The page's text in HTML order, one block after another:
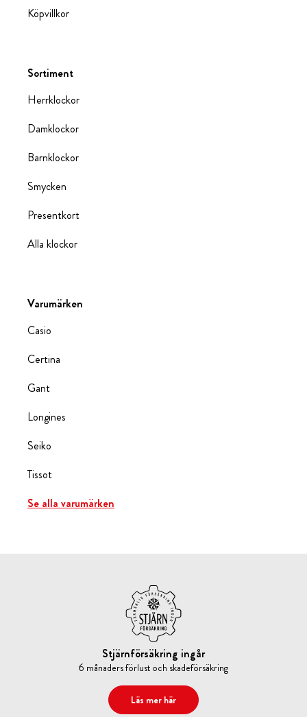
Köpvillkor
Sortiment
Herrklockor
Damklockor
Barnklockor
Smycken
Presentkort
Alla klockor
Varumärken
Casio
Certina
Gant
Longines
Seiko
Tissot
Se alla varumärken
Stjärnförsäkring ingår
6 månaders förlust och skadeförsäkring
Läs mer här